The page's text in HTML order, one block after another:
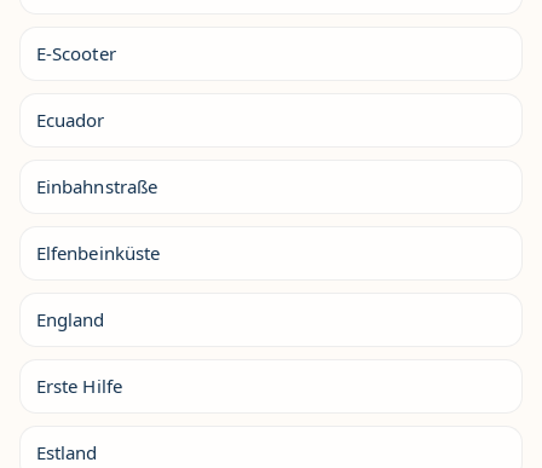
E-Scooter
Ecuador
Einbahnstraße
Elfenbeinküste
England
Erste Hilfe
Estland